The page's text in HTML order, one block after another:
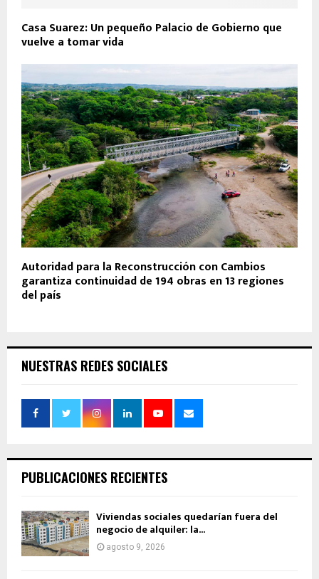
Casa Suarez: Un pequeño Palacio de Gobierno que
vuelve a tomar vida
Autoridad para la Reconstrucción con Cambios
garantiza continuidad de 194 obras en 13 regiones
del país
NUESTRAS REDES SOCIALES
PUBLICACIONES RECIENTES
Viviendas sociales quedarían fuera del
negocio de alquiler: la...
agosto 9, 2026